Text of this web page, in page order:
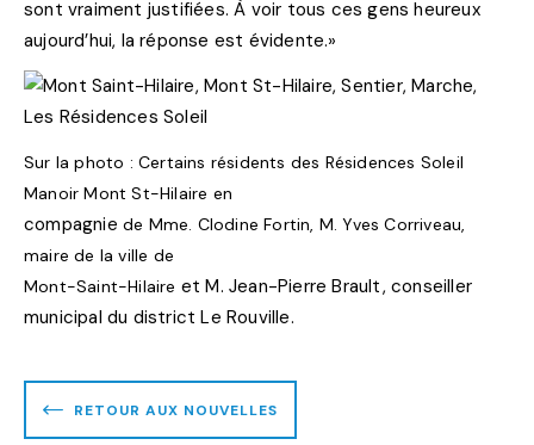
sont vraiment justifiées. À voir tous ces gens heureux
aujourd’hui, la réponse est évidente.»
Sur la photo : Certains résidents des Résidences Soleil
Manoir Mont St-Hilaire en
compagnie de Mme. Clodine Fortin, M. Yves Corriveau,
maire de la ville de
Mont-Saint-Hilaire et M. Jean-Pierre Brault, conseiller
municipal du district Le Rouville.
RETOUR AUX NOUVELLES